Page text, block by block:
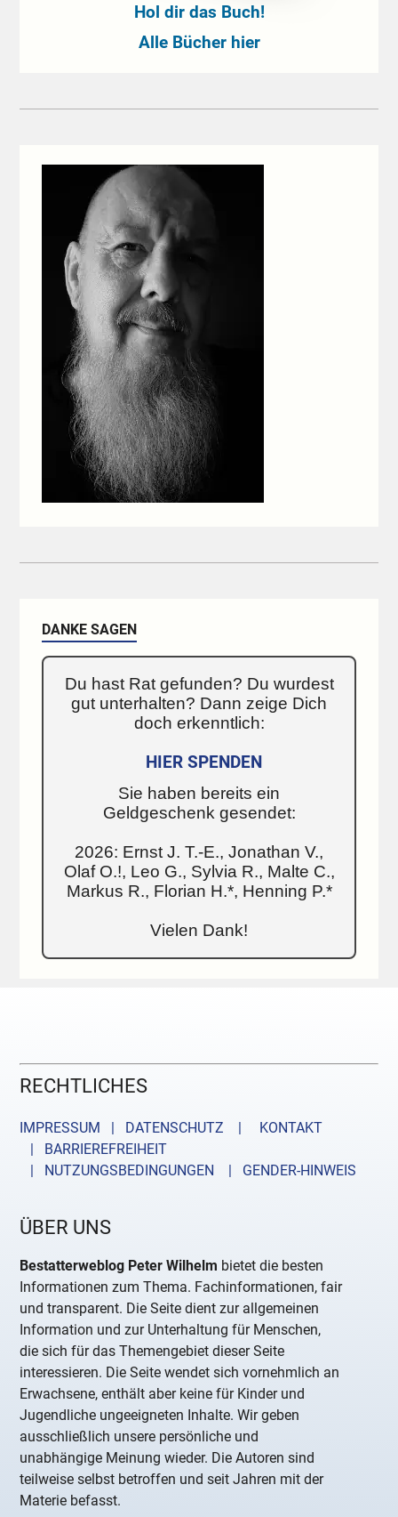
Hol dir das Buch!
Alle Bücher hier
DANKE SAGEN
Du hast Rat gefunden? Du wurdest
gut unterhalten? Dann zeige Dich
doch erkenntlich:
HIER SPENDEN
Sie haben bereits ein
Geldgeschenk gesendet:
2026: Ernst J. T.-E., Jonathan V.,
Olaf O.!, Leo G., Sylvia R., Malte C.,
Markus R., Florian H.*, Henning P.*
Vielen Dank!
RECHTLICHES
IMPRESSUM | DATENSCHUTZ |
KONTAKT
| BARRIEREFREIHEIT
| NUTZUNGSBEDINGUNGEN
| GENDER-HINWEIS
ÜBER UNS
Bestatterweblog Peter Wilhelm bietet die besten
Informationen zum Thema. Fachinformationen, fair
und transparent. Die Seite dient zur allgemeinen
Information und zur Unterhaltung für Menschen,
die sich für das Themengebiet dieser Seite
interessieren. Die Seite wendet sich vornehmlich an
Erwachsene, enthält aber keine für Kinder und
Jugendliche ungeeigneten Inhalte. Wir geben
ausschließlich unsere persönliche und
unabhängige Meinung wieder. Die Autoren sind
teilweise selbst betroffen und seit Jahren mit der
Materie befasst.